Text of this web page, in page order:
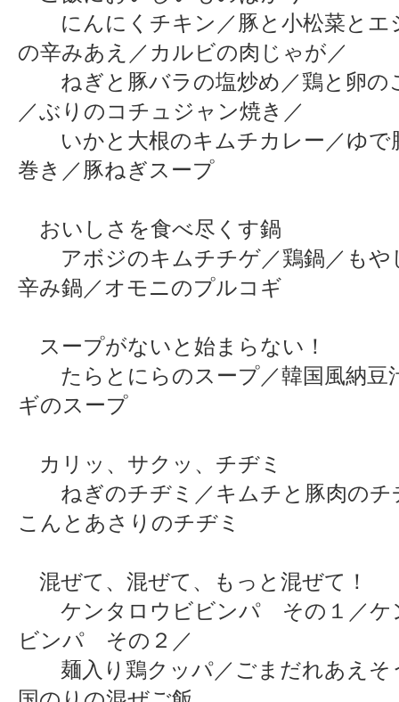
にんにくチキン／豚と小松菜とエ
の辛みあえ／カルビの肉じゃが／
ねぎと豚バラの塩炒め／鶏と卵の
／ぶりのコチュジャン焼き／
いかと大根のキムチカレー／ゆで
巻き／豚ねぎスープ
おいしさを食べ尽くす鍋
アボジのキムチチゲ／鶏鍋／もや
辛み鍋／オモニのプルコギ
スープがないと始まらない！
たらとにらのスープ／韓国風納豆
ギのスープ
カリッ、サクッ、チヂミ
ねぎのチヂミ／キムチと豚肉のチ
こんとあさりのチヂミ
混ぜて、混ぜて、もっと混ぜて！
ケンタロウビビンパ その１／ケ
ビンパ その２／
麺入り鶏クッパ／ごまだれあえそ